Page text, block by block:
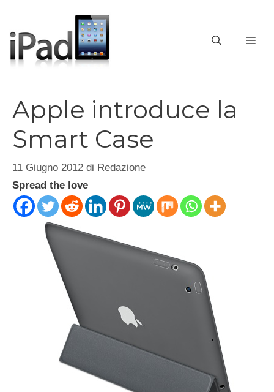
contenuto
Apple introduce la
Smart Case
11 Giugno 2012 di Redazione
Spread the love